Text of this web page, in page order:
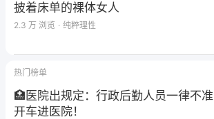
披着床单的裸体女人
2.3 万 浏览 · 纯粹理性
热门榜单
🏥医院出规定：行政后勤人员一律不准
开车进医院！